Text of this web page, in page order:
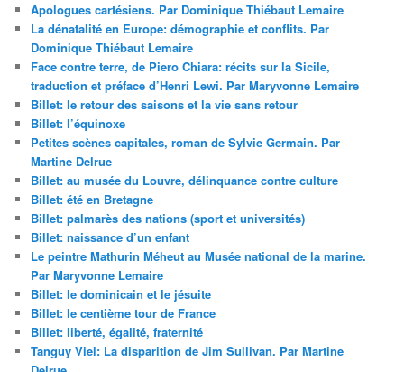
Apologues cartésiens. Par Dominique Thiébaut Lemaire
La dénatalité en Europe: démographie et conflits. Par
Dominique Thiébaut Lemaire
Face contre terre, de Piero Chiara: récits sur la Sicile,
traduction et préface d’Henri Lewi. Par Maryvonne Lemaire
Billet: le retour des saisons et la vie sans retour
Billet: l’équinoxe
Petites scènes capitales, roman de Sylvie Germain. Par
Martine Delrue
Billet: au musée du Louvre, délinquance contre culture
Billet: été en Bretagne
Billet: palmarès des nations (sport et universités)
Billet: naissance d’un enfant
Le peintre Mathurin Méheut au Musée national de la marine.
Par Maryvonne Lemaire
Billet: le dominicain et le jésuite
Billet: le centième tour de France
Billet: liberté, égalité, fraternité
Tanguy Viel: La disparition de Jim Sullivan. Par Martine